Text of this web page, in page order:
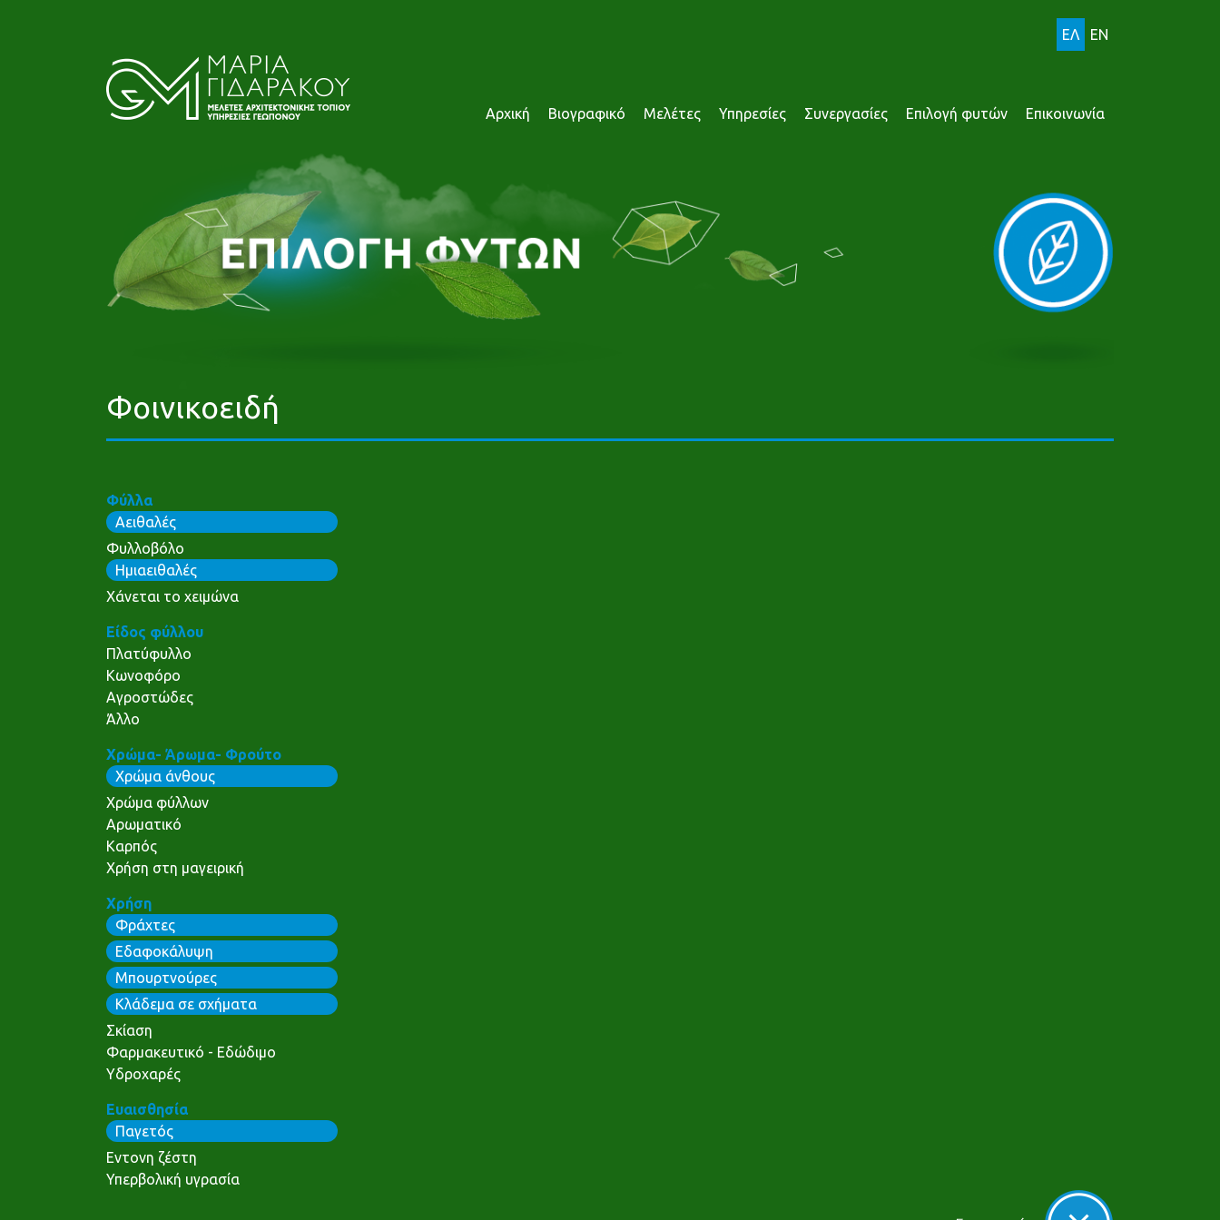
ΕΛ EN
Αρχική Βιογραφικό Μελέτες Υπηρεσίες Συνεργασίες Επιλογή φυτών Επικοινωνία
Φοινικοειδή
Φύλλα
Αειθαλές
Φυλλοβόλο
Ημιαειθαλές
Χάνεται το χειμώνα
Είδος φύλλου
Πλατύφυλλο
Κωνοφόρο
Αγροστώδες
Άλλο
Χρώμα- Άρωμα- Φρούτο
Χρώμα άνθους
Χρώμα φύλλων
Αρωματικό
Καρπός
Χρήση στη μαγειρική
Χρήση
Φράχτες
Εδαφοκάλυψη
Μπουρτνούρες
Κλάδεμα σε σχήματα
Σκίαση
Φαρμακευτικό - Εδώδιμο
Υδροχαρές
Ευαισθησία
Παγετός
Εντονη ζέστη
Υπερβολική υγρασία